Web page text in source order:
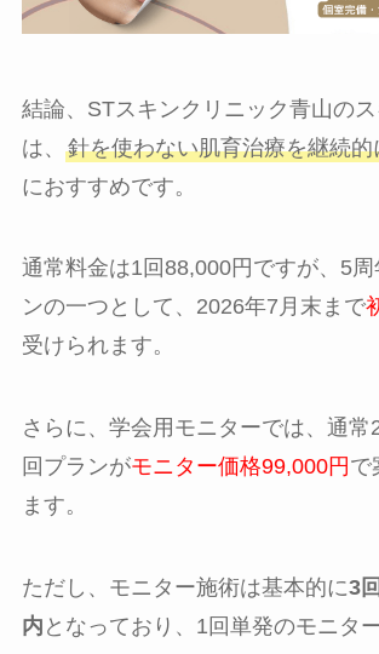
結論、STスキンクリニック青山の
は、 針を使わない肌育治療を継続
におすすめです。
通常料金は1回88,000円ですが、5
ンの一つとして、2026年7月末まで
受けられます。
さらに、学会用モニターでは、通常
回プランがモニター価格99,000円 で
ます。
ただし、モニター施術は基本的に3
内 となっており、1回単発のモニタ